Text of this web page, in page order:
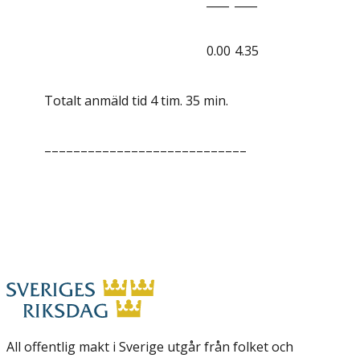
0.00 4.35
Totalt anmäld tid 4 tim. 35 min.
––––––––––––––––––––––––––––
All offentlig makt i Sverige utgår från folket och